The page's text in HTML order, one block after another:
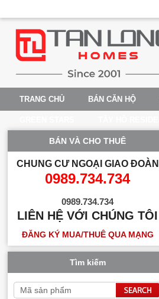
TRANG CHỦ BÁN CĂN HỘ
BÁN VÀ CHO THUÊ
CHUNG CƯ NGOẠI GIAO ĐOÀN
0989.734.734
0989.734.734
LIÊN HỆ VỚI CHÚNG TÔI
ĐĂNG KÝ MUA/THUÊ QUA MẠNG
Tìm kiếm